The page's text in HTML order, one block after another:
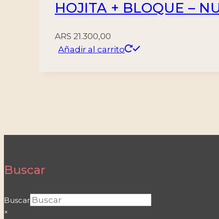
HOJITA + BLOQUE –
ARS 21.300,00
Añadir al carrito
Buscar
Buscar
×